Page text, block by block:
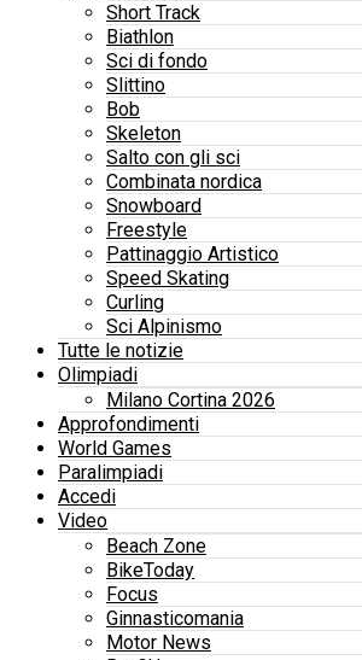
Short Track
Biathlon
Sci di fondo
Slittino
Bob
Skeleton
Salto con gli sci
Combinata nordica
Snowboard
Freestyle
Pattinaggio Artistico
Speed Skating
Curling
Sci Alpinismo
Tutte le notizie
Olimpiadi
Milano Cortina 2026
Approfondimenti
World Games
Paralimpiadi
Accedi
Video
Beach Zone
BikeToday
Focus
Ginnasticomania
Motor News